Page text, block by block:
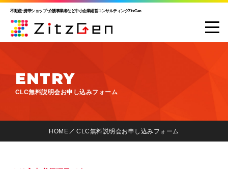
不動産･携帯ショップ･介護事業者など中小企業経営コンサルティングZitzGen
ENTRY
CLC無料説明会お申し込みフォーム
HOME CLC無料説明会お申し込みフォーム